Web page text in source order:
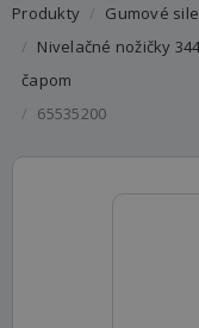
Produkty
Gumové
Nivelačné nožičky
čapom
65535200